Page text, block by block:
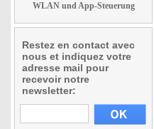
WLAN und App-Steuerung
Restez en contact avec
nous et indiquez votre
adresse mail pour
recevoir notre
newsletter: